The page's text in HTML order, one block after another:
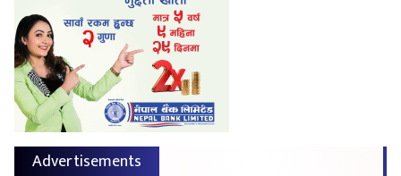
Advertisements